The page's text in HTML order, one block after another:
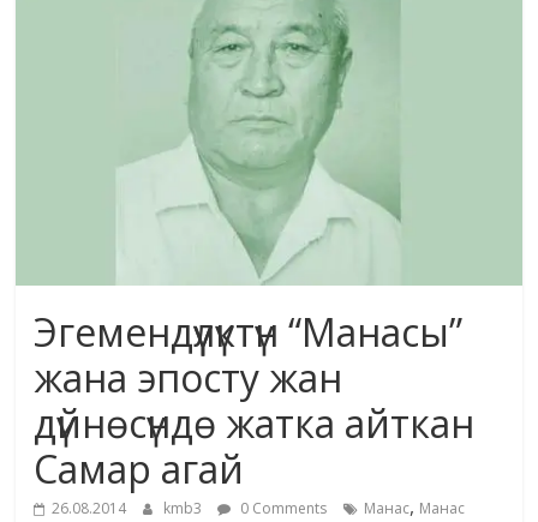
Эгемендүүлүктүн “Манасы”
жана эпосту жан
дүйнөсүндө жатка айткан
Самар агай
26.08.2014 kmb3 0 Comments Манас, Манас